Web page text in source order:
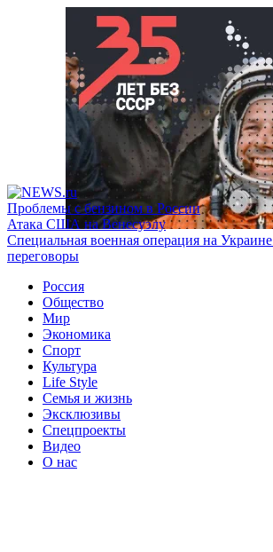
Проблемы с бензином в России
Атака США на Венесуэлу
Специальная военная операция на
переговоры
Россия
Общество
Мир
Экономика
Спорт
Культура
Life Style
Семья и жизнь
Эксклюзивы
Спецпроекты
Видео
О нас